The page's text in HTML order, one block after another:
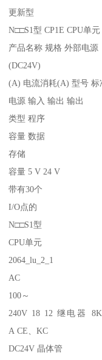
更新型
N□□S1型 CP1E CPU单
产品名称 规格 外部电源
(DC24V)
(A) 电流消耗(A) 型号 标
电源 输入 输出 输出
类型 程序
容量 数据
存储
容量 5 V 24 V
带有30个
I/O点的
N□□S1型
CPU单元
2064_lu_2_1
AC
100～
240V 18 12 继电器
A CE、KC
DC24V 晶体管